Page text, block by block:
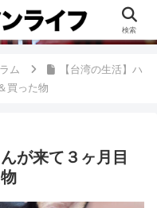
がグルメ、観光、生活・ビジネ
た台湾ブログです。
ム
【台湾の生活】ハ
買った物
が来て３ヶ月目
検索